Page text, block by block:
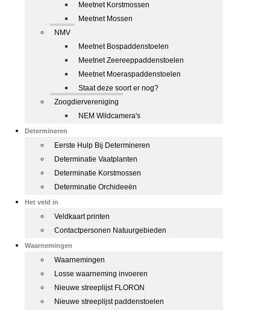
Meetnet Korstmossen
Meetnet Mossen
NMV
Meetnet Bospaddenstoelen
Meetnet Zeereeppaddenstoelen
Meetnet Moeraspaddenstoelen
Staat deze soort er nog?
Zoogdiervereniging
NEM Wildcamera's
Determineren
Eerste Hulp Bij Determineren
Determinatie Vaatplanten
Determinatie Korstmossen
Determinatie Orchideeën
Het veld in
Veldkaart printen
Contactpersonen Natuurgebieden
Waarnemingen
Waarnemingen
Losse waarneming invoeren
Nieuwe streeplijst FLORON
Nieuwe streeplijst paddenstoelen